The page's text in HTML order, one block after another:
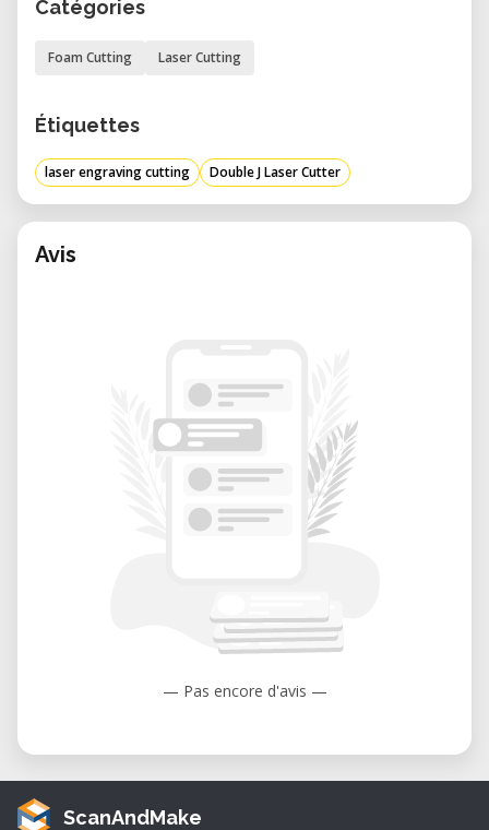
Catégories
Foam Cutting Laser Cutting
Étiquettes
laser engraving cutting Double J Laser Cutter
Avis
— Pas encore d'avis —
ScanAndMake